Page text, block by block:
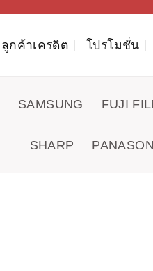
ลูกค้าเครดิต โปรโมชั่น
SAMSUNG FUJI
SHARP